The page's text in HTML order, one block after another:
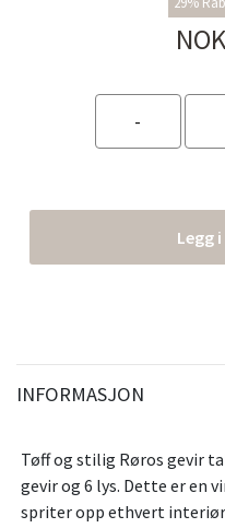
Legg
INFORMASJON
Tøff og stilig Røros gevir
gevir og 6 lys. Dette er en
spriter opp ethvert